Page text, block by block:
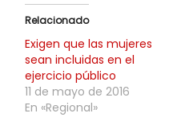
Relacionado
Exigen que las mujeres
sean incluidas en el
ejercicio público
11 de mayo de 2016
En «Regional»